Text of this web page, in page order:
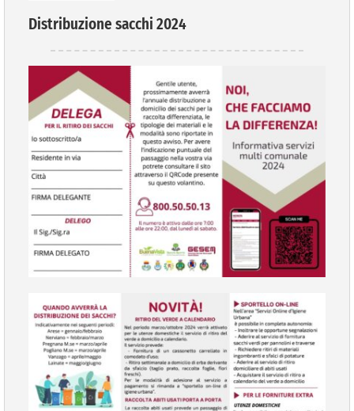
SERVIZI E UTILITA’
AREE TEMATICHE
VIVERE VANZAGO
COMUNICAZIONE
Distribuzione sacchi 2024